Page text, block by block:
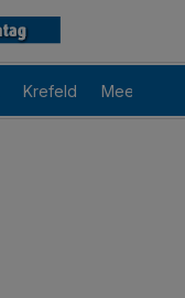
Krefeld Meerbusch